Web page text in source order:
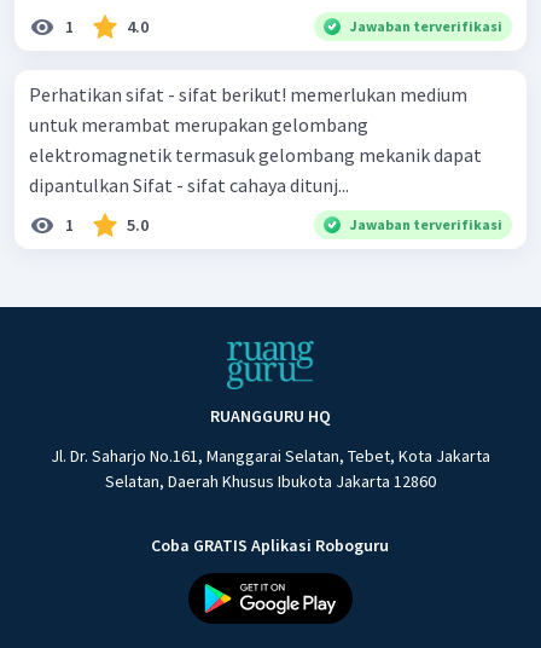
1 4.0 Jawaban terverifikasi
Perhatikan sifat - sifat berikut! memerlukan medium
untuk merambat merupakan gelombang
elektromagnetik termasuk gelombang mekanik dapat
dipantulkan Sifat - sifat cahaya ditunj...
1 5.0 Jawaban terverifikasi
RUANGGURU HQ
Jl. Dr. Saharjo No.161, Manggarai Selatan, Tebet, Kota Jakarta
Selatan, Daerah Khusus Ibukota Jakarta 12860
Coba GRATIS Aplikasi Roboguru